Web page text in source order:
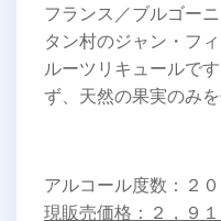
フランス／ブルゴー
タン村のジャン・フ
ルーツリキュールで
ず、天然の果実のみを
アルコール度数：２
現販売価格：２，９１